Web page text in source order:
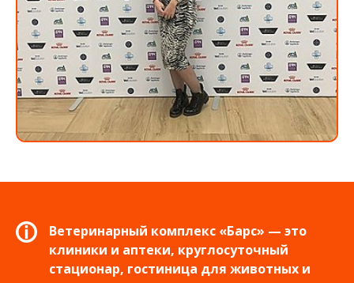
Ветеринарный комплекс «Барс» — это
клиники и аптеки, круглосуточный
стационар, гостиница для животных и